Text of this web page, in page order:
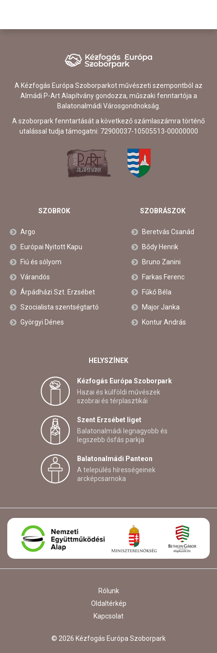
A Kézfogás Európa Szoborparkot művészeti szempontból az
Almádi P-Art Alapítvány gondozza, műszaki fenntartója a
Balatonalmádi Városgondnokság.
A szoborpark fenntartását a következő számlaszámra történő
utalással tudja támogatni: 72900037-10505513-00000000
SZOBROK
Argo
Európai Nyitott Kapu
Fiú és sólyom
Várandós
Árpádházi Szt. Erzsébet
Szocialista szentségtartó
Györgyi Dénes
SZOBRÁSZOK
Beretvás Csanád
Bődy Henrik
Bruno Zanini
Farkas Ferenc
Fűkő Béla
Major Janka
Kontur András
HELYSZÍNEK
Kézfogás Európa Szoborpark
Hazai és külföldi művészek
szobrai és térplasztikái
Szent Erzsébet liget
Balatonalmádi legnagyobb és
legszebb ősfás parkja
Balatonalmádi Panteon
A település hírességeinek
arcképcsarnoka
Rólunk
Oldaltérkép
Kapcsolat
© 2026 Kézfogás Európa Szoborpark